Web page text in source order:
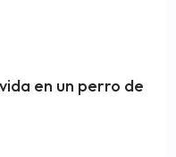
en un perro de